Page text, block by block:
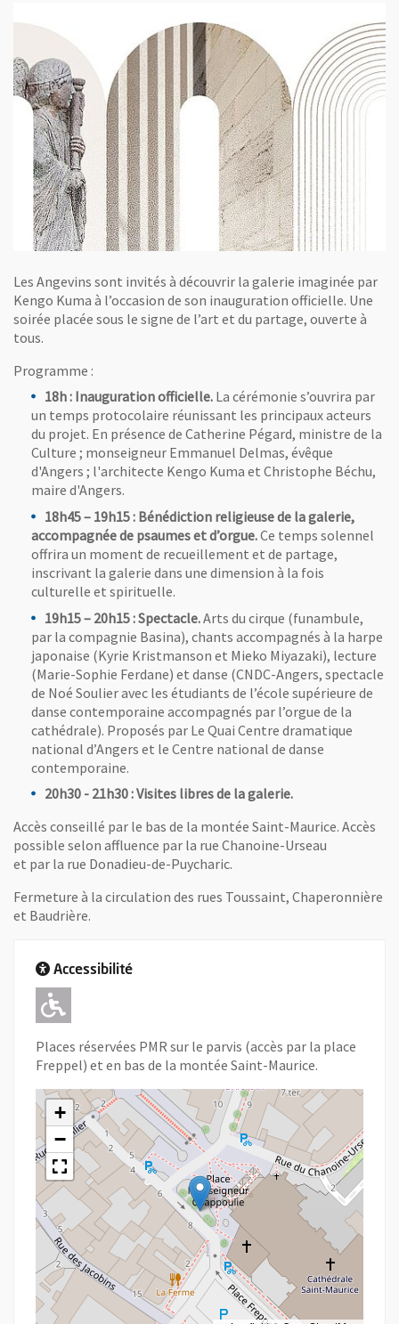
Les Angevins sont invités à découvrir la galerie imaginée par
Kengo Kuma à l’occasion de son inauguration officielle. Une
soirée placée sous le signe de l’art et du partage, ouverte à
tous.
Programme :
18h: Inauguration officielle. La cérémonie s’ouvrira par
un temps protocolaire réunissant les principaux acteurs
du projet. En présence de Catherine Pégard, ministre de la
Culture ; monseigneur Emmanuel Delmas, évêque
d'Angers ; l'architecte Kengo Kuma et Christophe Béchu,
maire d'Angers.
18h45 – 19h15 : Bénédiction religieuse de la galerie,
accompagnée de psaumes et d’orgue.Ce temps solennel
offrira un moment de recueillement et de partage,
inscrivant la galerie dans une dimension à la fois
culturelle et spirituelle.
19h15 – 20h15 : Spectacle.Arts du cirque (funambule,
par la compagnie Basina), chants accompagnés à la harpe
japonaise (Kyrie Kristmanson et Mieko Miyazaki), lecture
(Marie-Sophie Ferdane) et danse (CNDC-Angers, spectacle
de Noé Soulier avec les étudiants de l’école supérieure de
danse contemporaine accompagnés par l’orgue de la
cathédrale). Proposés par Le Quai Centre dramatique
national d’Angers et le Centre national de danse
contemporaine.
20h30 - 21h30 : Visites libres de la galerie.
Accès conseillé par le bas de la montée Saint-Maurice. Accès
possible selon affluence par la rue Chanoine-Urseau
et par la rue Donadieu-de-Puycharic.
Fermeture à la circulation des rues Toussaint, Chaperonnière
et Baudrière.
Accessibilité
Adapté pour l'handicap Moteur
Places réservées PMR sur le parvis (accès par la place
Freppel) et en bas de la montée Saint-Maurice.
+
−